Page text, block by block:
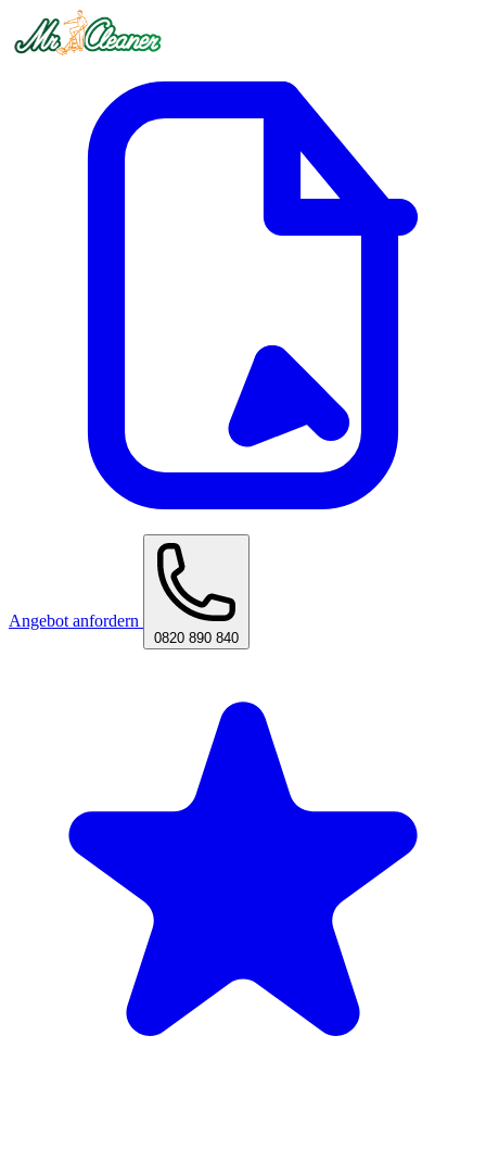
Angebot anfordern
0820 890 840